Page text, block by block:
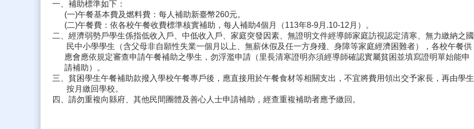
一、補助標準如下：
(一)午餐基本費及燃料費：每人補助新臺幣260元。
(二)午餐費：依各校午餐收費標準核實補助，每人補助4個月（113年8-9月.10-12月）。
二、經濟弱勢戶學生係指低收入戶、中低收入戶、家庭突發因素、無證明文件經導師家庭訪視認定清寒、無力繳納之國
民中小學學生（含父母非自願性失業一個月以上、無薪休假及任一方身殘、身障等家庭經濟困難者），各校午餐供
應會應依規定審查申請午餐補助之學生，勿浮濫申請（里長清寒證明亦須經導師確認實屬貧困並填寫證明單始能申
請補助）。
三、貧困學生午餐補助款撥入學校午餐專戶後，應直接用於午餐食材等相關支出，不宜將費用領出交予家長，再由學生
按月繳回學校。
四、請勿重複向縣府、其他民間團體及善心人士申請補助，經查重複補助者應予繳回。